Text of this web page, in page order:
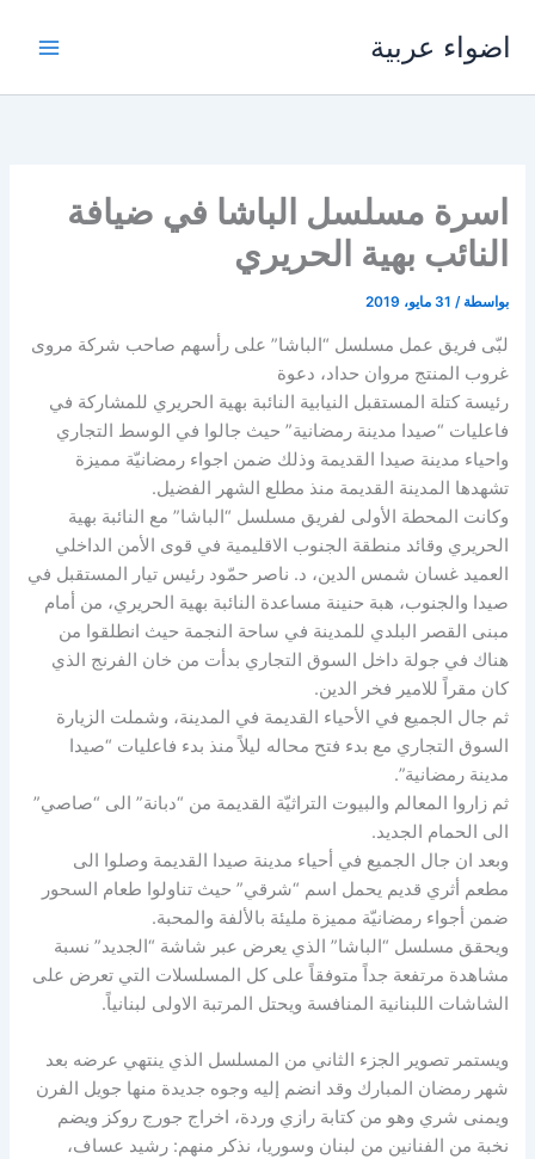
اضواء عربية
اسرة مسلسل الباشا في ضيافة
النائب بهية الحريري
بواسطة / 31 مايو، 2019
لبّى فريق عمل مسلسل “الباشا” على رأسهم صاحب شركة مروى
غروب المنتج مروان حداد، دعوة
رئيسة كتلة المستقبل النيابية النائبة بهية الحريري للمشاركة في
فاعليات “صيدا مدينة رمضانية” حيث جالوا في الوسط التجاري
واحياء مدينة صيدا القديمة وذلك ضمن اجواء رمضانيّة مميزة
تشهدها المدينة القديمة منذ مطلع الشهر الفضيل.
وكانت المحطة الأولى لفريق مسلسل “الباشا” مع النائبة بهية
الحريري وقائد منطقة الجنوب الاقليمية في قوى الأمن الداخلي
العميد غسان شمس الدين، د. ناصر حمّود رئيس تيار المستقبل في
صيدا والجنوب، هبة حنينة مساعدة النائبة بهية الحريري، من أمام
مبنى القصر البلدي للمدينة في ساحة النجمة حيث انطلقوا من
هناك في جولة داخل السوق التجاري بدأت من خان الفرنج الذي
كان مقراً للامير فخر الدين.
ثم جال الجميع في الأحياء القديمة في المدينة، وشملت الزيارة
السوق التجاري مع بدء فتح محاله ليلاً منذ بدء فاعليات “صيدا
مدينة رمضانية”.
ثم زاروا المعالم والبيوت التراثيّة القديمة من “دبانة” الى “صاصي”
الى الحمام الجديد.
وبعد ان جال الجميع في أحياء مدينة صيدا القديمة وصلوا الى
مطعم أثري قديم يحمل اسم “شرقي” حيث تناولوا طعام السحور
ضمن أجواء رمضانيّة مميزة مليئة بالألفة والمحبة.
ويحقق مسلسل “الباشا” الذي يعرض عبر شاشة “الجديد” نسبة
مشاهدة مرتفعة جداً متوفقاً على كل المسلسلات التي تعرض على
الشاشات اللبنانية المنافسة ويحتل المرتبة الاولى لبنانياً.
ويستمر تصوير الجزء الثاني من المسلسل الذي ينتهي عرضه بعد
شهر رمضان المبارك وقد انضم إليه وجوه جديدة منها جويل الفرن
ويمنى شري وهو من كتابة رازي وردة، اخراج جورج روكز ويضم
نخبة من الفنانين من لبنان وسوريا، نذكر منهم: رشيد عساف،